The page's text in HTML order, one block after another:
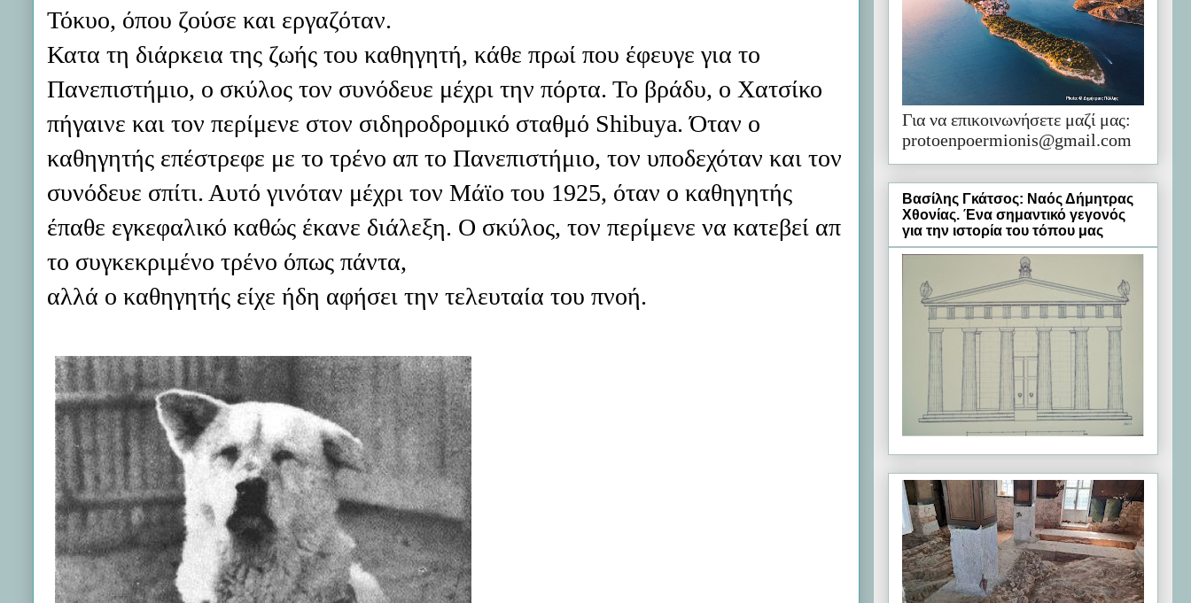
Τόκυο, όπου ζούσε και εργαζόταν.
Κατα τη διάρκεια της ζωής του καθηγητή, κάθε πρωί που έφευγε για το
Πανεπιστήμιο, ο σκύλος τον συνόδευε μέχρι την πόρτα. Το βράδυ, ο Χατσίκο
πήγαινε και τον περίμενε στον σιδηροδρομικό σταθμό Shibuya. Όταν ο
καθηγητής επέστρεφε με το τρένο απ το Πανεπιστήμιο, τον υποδεχόταν και τον
συνόδευε σπίτι. Αυτό γινόταν μέχρι τον Μάϊο του 1925, όταν ο καθηγητής
έπαθε εγκεφαλικό καθώς έκανε διάλεξη. Ο σκύλος, τον περίμενε να κατεβεί απ
το συγκεκριμένο τρένο όπως πάντα,
αλλά ο καθηγητής είχε ήδη αφήσει την τελευταία του πνοή.
Για να επικοινωνήσετε μαζί μας:
protoenpoermionis@gmail.com
Βασίλης Γκάτσος: Ναός Δήμητρας
Χθονίας. Ένα σημαντικό γεγονός
για την ιστορία του τόπου μας